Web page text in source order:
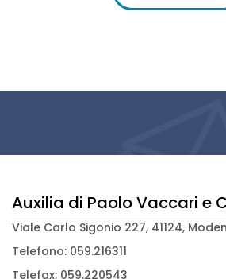
Auxilia di Paolo Vaccari e
Viale Carlo Sigonio 227, 41124,
Telefono: 059.216311
Telefax: 059.220543